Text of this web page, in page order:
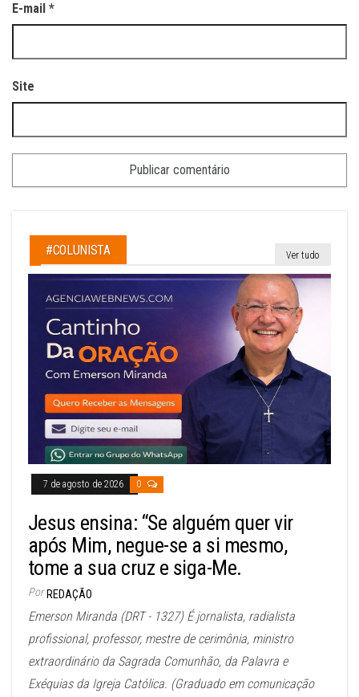
E-mail *
Site
#COLUNISTA Ver tudo
7 de agosto de 2026 0
Jesus ensina: “Se alguém quer vir
após Mim, negue-se a si mesmo,
tome a sua cruz e siga-Me.
Por REDAÇÃO
Emerson Miranda (DRT - 1327) É jornalista, radialista
profissional, professor, mestre de cerimônia, ministro
extraordinário da Sagrada Comunhão, da Palavra e
Exéquias da Igreja Católica. (Graduado em comunicação